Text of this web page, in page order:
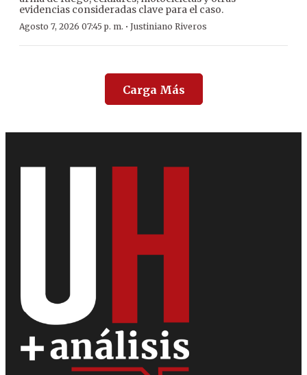
evidencias consideradas clave para el caso.
Agosto 7, 2026 07:45 p. m. · Justiniano Riveros
Carga Más